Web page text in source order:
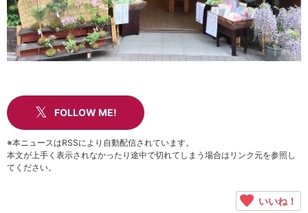
FOLLOW ME!
※本ニュースはRSSにより自動配信されています。
本文が上手く表示されなかったり途中で切れてしまう場合はリンク元を参照し
てください。
いいね！